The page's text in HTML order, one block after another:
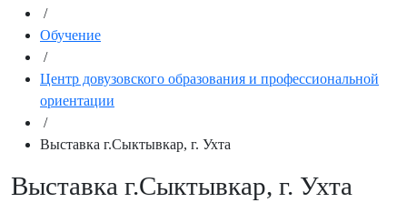
/
Обучение
/
Центр довузовского образования и профессиональной
ориентации
/
Выставка г.Сыктывкар, г. Ухта
Выставка г.Сыктывкар, г. Ухта